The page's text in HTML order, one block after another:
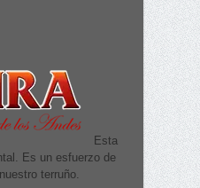
Esta
Es un esfuerzo de
terruño.